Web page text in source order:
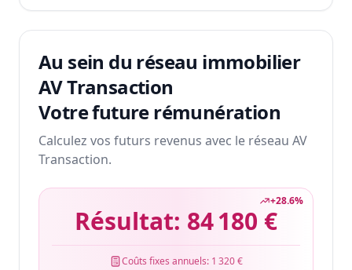
Au sein du réseau immobilier
AV Transaction
Votre future rémunération
Calculez vos futurs revenus avec le réseau AV
Transaction.
+28.6%
Résultat: 84 180 €
Coûts fixes annuels: 1 320 €